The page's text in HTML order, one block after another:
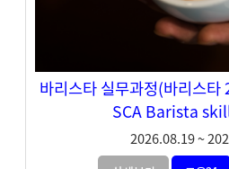
바리스타 실무과정(바리스
SCA Barista
2026.08.19~